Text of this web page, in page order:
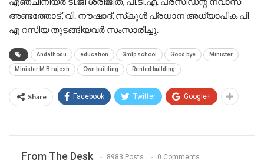
അണ്ടത്തോട്, വി. നൗഷാദ്, സ്‌കൂൾ പ്രധാന അധ്യാപിക പി
എ റസിയ തുടങ്ങിയവർ സംസാരിച്ചു.
Andathodu education Gmlp school Good bye Minister
Minister M B rajesh Own building Rented building
Share Facebook Twitter Google+
From The Desk 8983 Posts 0 Comments